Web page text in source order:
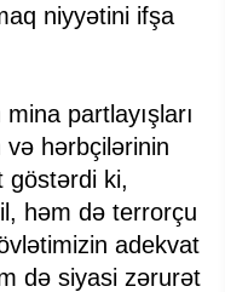
niyyətini ifşa
partlayışları
və hərbçilərinin
göstərdi ki,
həm də terrorçu
adekvat
də siyasi zərurət